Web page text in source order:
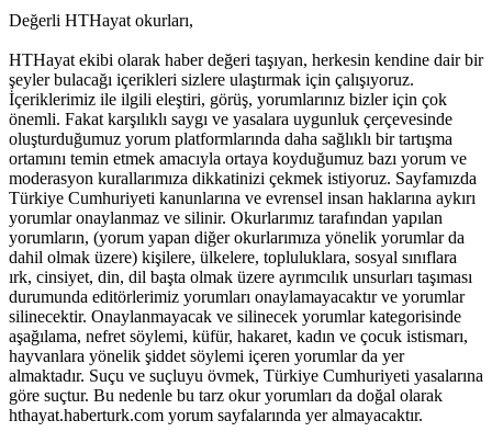
Değerli HTHayat okurları,
HTHayat ekibi olarak haber değeri taşıyan, herkesin kendine dair bir
şeyler bulacağı içerikleri sizlere ulaştırmak için çalışıyoruz.
İçeriklerimiz ile ilgili eleştiri, görüş, yorumlarınız bizler için çok
önemli. Fakat karşılıklı saygı ve yasalara uygunluk çerçevesinde
oluşturduğumuz yorum platformlarında daha sağlıklı bir tartışma
ortamını temin etmek amacıyla ortaya koyduğumuz bazı yorum ve
moderasyon kurallarımıza dikkatinizi çekmek istiyoruz. Sayfamızda
Türkiye Cumhuriyeti kanunlarına ve evrensel insan haklarına aykırı
yorumlar onaylanmaz ve silinir. Okurlarımız tarafından yapılan
yorumların, (yorum yapan diğer okurlarımıza yönelik yorumlar da
dahil olmak üzere) kişilere, ülkelere, topluluklara, sosyal sınıflara
ırk, cinsiyet, din, dil başta olmak üzere ayrımcılık unsurları taşıması
durumunda editörlerimiz yorumları onaylamayacaktır ve yorumlar
silinecektir. Onaylanmayacak ve silinecek yorumlar kategorisinde
aşağılama, nefret söylemi, küfür, hakaret, kadın ve çocuk istismarı,
hayvanlara yönelik şiddet söylemi içeren yorumlar da yer
almaktadır. Suçu ve suçluyu övmek, Türkiye Cumhuriyeti yasalarına
göre suçtur. Bu nedenle bu tarz okur yorumları da doğal olarak
hthayat.haberturk.com yorum sayfalarında yer almayacaktır.